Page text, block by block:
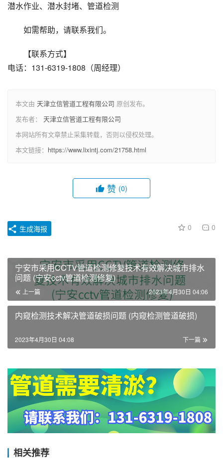
潜水作业、潜水封堵、管道检测
如需帮助，请联系我们。
【联系方式】
电话：131-6319-1808（周经理）
本文由 天津立信管道工程有限公司 原创发布。
发布者： 天津立信管道工程有限公司
本网站所有文章禁止采集转载，否则以侵权处理。
本文链接： https://www.lixintj.com/21758.html
赞 (0)
0 0
生成海报
宁安市采用CCTV管道检测修复技术有效解决城市排水
问题 (宁安cctv管道检测修复)
上一篇 2023年4月30日 04:06
内窥检测技术解决管道破损问题 (内窥检测管道破损)
下一篇
2023年4月30日 04:08
相关推荐